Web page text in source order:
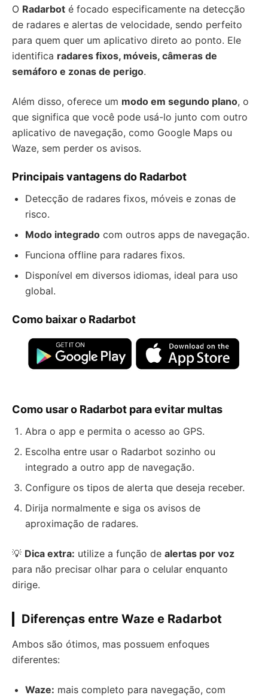
O Radarbot é focado especificamente na detecção
de radares e alertas de velocidade, sendo perfeito
para quem quer um aplicativo direto ao ponto. Ele
identifica radares fixos, móveis, câmeras de
semáforo e zonas de perigo.
Além disso, oferece um modo em segundo plano, o
que significa que você pode usá-lo junto com outro
aplicativo de navegação, como Google Maps ou
Waze, sem perder os avisos.
Principais vantagens do Radarbot
Detecção de radares fixos, móveis e zonas de
risco.
Modo integrado com outros apps de navegação.
Funciona offline para radares fixos.
Disponível em diversos idiomas, ideal para uso
global.
Como baixar o Radarbot
Como usar o Radarbot para evitar multas
Abra o app e permita o acesso ao GPS.
Escolha entre usar o Radarbot sozinho ou
integrado a outro app de navegação.
Configure os tipos de alerta que deseja receber.
Dirija normalmente e siga os avisos de
aproximação de radares.
💡 Dica extra: utilize a função de alertas por voz
para não precisar olhar para o celular enquanto
dirige.
Diferenças entre Waze e Radarbot
Ambos são ótimos, mas possuem enfoques
diferentes:
Waze: mais completo para navegação, com